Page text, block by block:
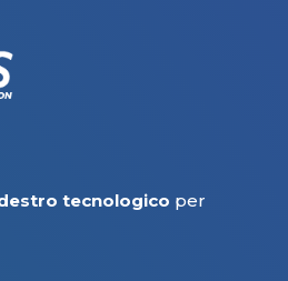
tecnologico per